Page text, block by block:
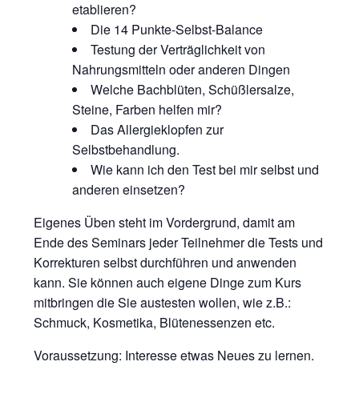
etablieren?
Die 14 Punkte-Selbst-Balance
Testung der Verträglichkeit von
Nahrungsmitteln oder anderen Dingen
Welche Bachblüten, Schüßlersalze,
Steine, Farben helfen mir?
Das Allergieklopfen zur
Selbstbehandlung.
Wie kann ich den Test bei mir selbst und
anderen einsetzen?
Eigenes Üben steht im Vordergrund, damit am
Ende des Seminars jeder Teilnehmerdie Tests und
Korrekturen selbst durchführen und anwenden
kann.Sie können auch eigene Dinge zum Kurs
mitbringen die Sie austesten wollen, wie z.B.:
Schmuck, Kosmetika, Blütenessenzen etc.
Voraussetzung: Interesse etwas Neues zu lernen.